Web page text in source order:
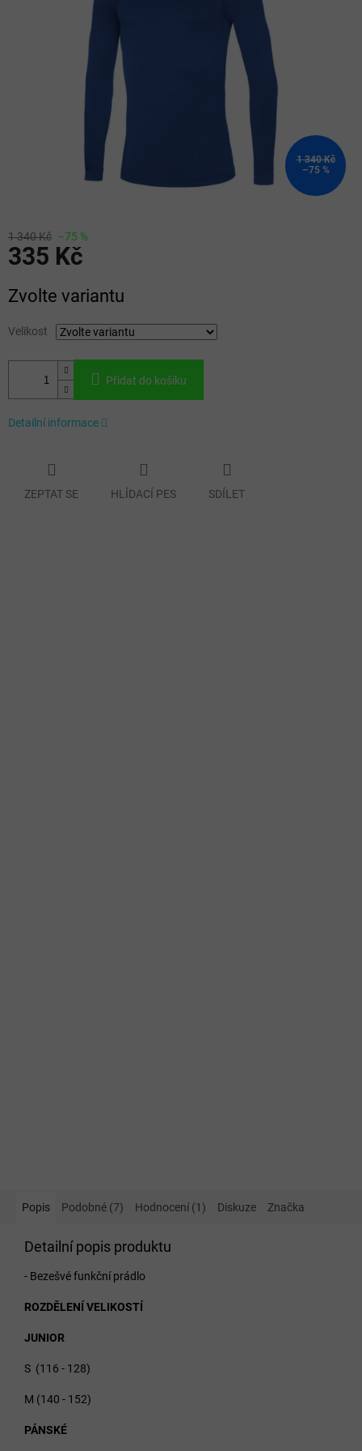
hvězdiček.
1 340 Kč
–75 %
1 340 Kč –75 %
335 Kč
cena:
Zvolte variantu
Velikost
Přidat do košíku
Detailní informace
ZEPTAT SE HLÍDACÍ PES SDÍLET
Popis Podobné (7) Hodnocení (1) Diskuze Značka
Detailní popis produktu
- Bezešvé funkční prádlo
ROZDĚLENÍ VELIKOSTÍ
JUNIOR
S (116 - 128)
M (140 - 152)
PÁNSKÉ